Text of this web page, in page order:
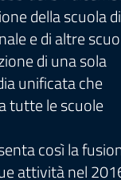
della scuola di
e di altre
di una sola
unificata che
tutte le scuole
così la
attività nel